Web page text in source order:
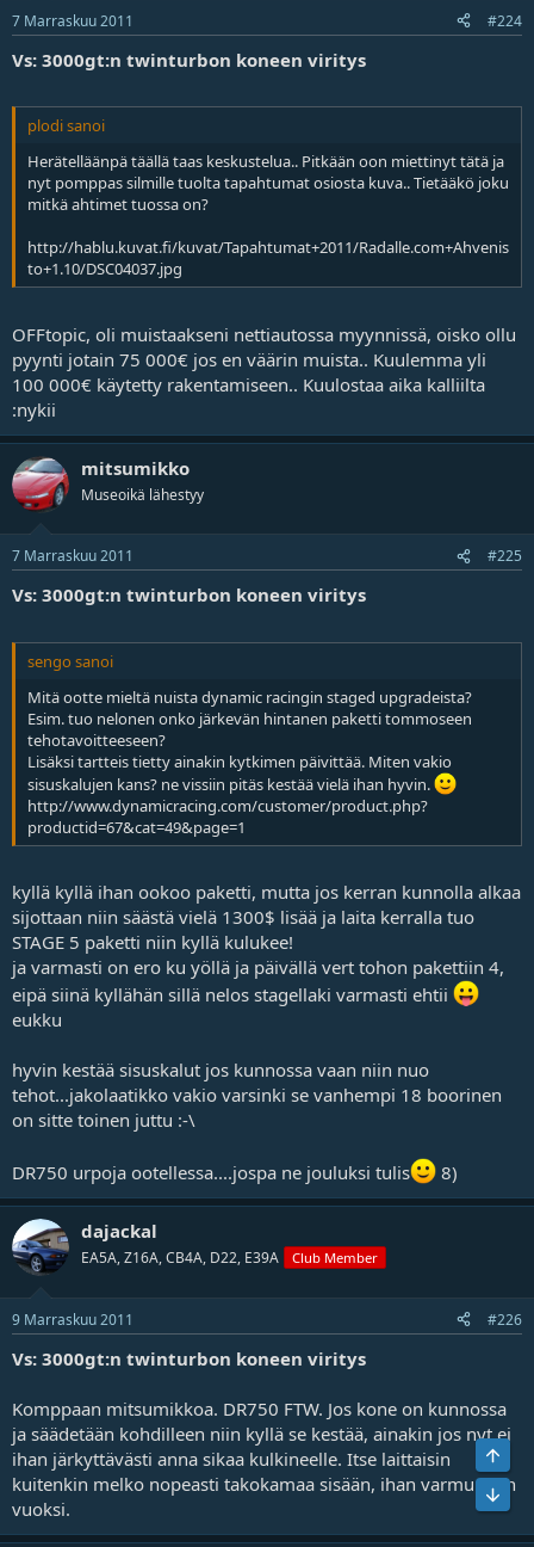
7 Marraskuu 2011 #224
Vs: 3000gt:n twinturbon koneen viritys
plodi sanoi
Herätelläänpä täällä taas keskustelua.. Pitkään oon miettinyt tätä ja
nyt pomppas silmille tuolta tapahtumat osiosta kuva.. Tietääkö joku
mitkä ahtimet tuossa on?
http://hablu.kuvat.fi/kuvat/Tapahtumat+2011/Radalle.com+Ahvenis
to+1.10/DSC04037.jpg
OFFtopic, oli muistaakseni nettiautossa myynnissä, oisko ollu
pyynti jotain 75 000€ jos en väärin muista.. Kuulemma yli
100 000€ käytetty rakentamiseen.. Kuulostaa aika kalliilta
:nykii
mitsumikko
Museoikä lähestyy
7 Marraskuu 2011 #225
Vs: 3000gt:n twinturbon koneen viritys
sengo sanoi
Mitä ootte mieltä nuista dynamic racingin staged upgradeista?
Esim. tuo nelonen onko järkevän hintanen paketti tommoseen
tehotavoitteeseen?
Lisäksi tartteis tietty ainakin kytkimen päivittää. Miten vakio
sisuskalujen kans? ne vissiin pitäs kestää vielä ihan hyvin.
http://www.dynamicracing.com/customer/product.php?
productid=67&cat=49&page=1
kyllä kyllä ihan ookoo paketti, mutta jos kerran kunnolla alkaa
sijottaan niin säästä vielä 1300$ lisää ja laita kerralla tuo
STAGE 5 paketti niin kyllä kulukee!
ja varmasti on ero ku yöllä ja päivällä vert tohon pakettiin 4,
eipä siinä kyllähän sillä nelos stagellaki varmasti ehtii
eukku
hyvin kestää sisuskalut jos kunnossa vaan niin nuo
tehot...jakolaatikko vakio varsinki se vanhempi 18 boorinen
on sitte toinen juttu :-\
DR750 urpoja ootellessa....jospa ne jouluksi tulis 8)
dajackal
EA5A, Z16A, CB4A, D22, E39A Club Member
9 Marraskuu 2011 #226
Vs: 3000gt:n twinturbon koneen viritys
Komppaan mitsumikkoa. DR750 FTW. Jos kone on kunnossa
ja säädetään kohdilleen niin kyllä se kestää, ainakin jos nyt ei
ihan järkyttävästi anna sikaa kulkineelle. Itse laittaisin
kuitenkin melko nopeasti takokamaa sisään, ihan varmuuden
vuoksi.